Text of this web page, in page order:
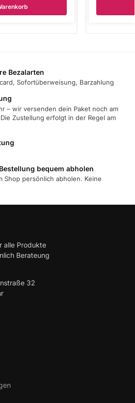
Bezalarten
Sofortüberweisung, Barzahlung
– wir versenden dein Paket noch am
Die Zustellung erfolgt in der Regel am
bequem abholen
Shop persönlich abholen. Keine
alle Produkte
Berateung
32